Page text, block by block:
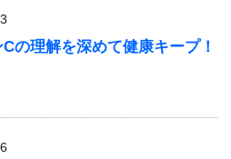
Cの理解を深めて健康キープ！